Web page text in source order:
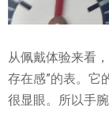
从佩戴体验来看
存在感”的表。它
很显眼。所以手